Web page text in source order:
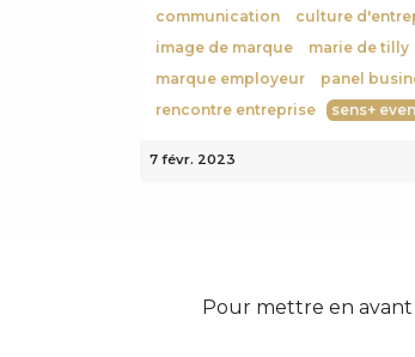
communication
culture
image de marque
marie de tilly
marque employeur
panel
rencontre entreprise
sens+
7 févr. 2023
Pour mettre en